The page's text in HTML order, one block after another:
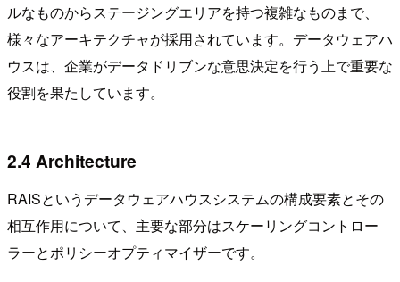
ルなものからステージングエリアを持つ複雑なものまで、
様々なアーキテクチャが採用されています。データウェアハ
ウスは、企業がデータドリブンな意思決定を行う上で重要な
役割を果たしています。
2.4 Architecture
RAISというデータウェアハウスシステムの構成要素とその
相互作用について、主要な部分はスケーリングコントロー
ラーとポリシーオプティマイザーです。